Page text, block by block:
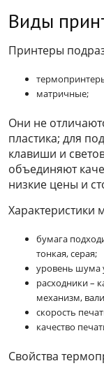
Виды
Принтеры
матричные;
Они не
пластика; для
клавиши и
объединяют
низкие цены и
Характеристики
бумага
тонкая, серая;
уровень шума
расходники –
механизм,
скорость
качество
Свойства